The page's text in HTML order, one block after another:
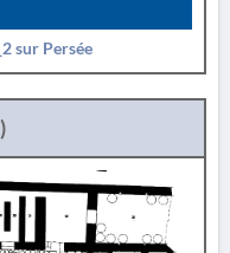
sur Persée